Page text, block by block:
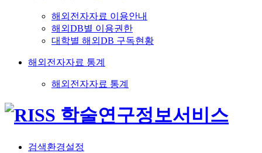
해외전자자료 이용안내
해외DB별 이용권한
대학별 해외DB 구독현황
해외전자자료 통계
해외전자자료 통계
검색환경설정